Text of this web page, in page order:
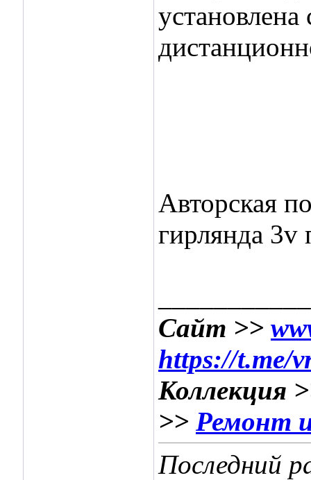
Авторская
гирлянда 3v
Сайт >>
https://t.me/
Коллекция
>> Ремонт
Последний